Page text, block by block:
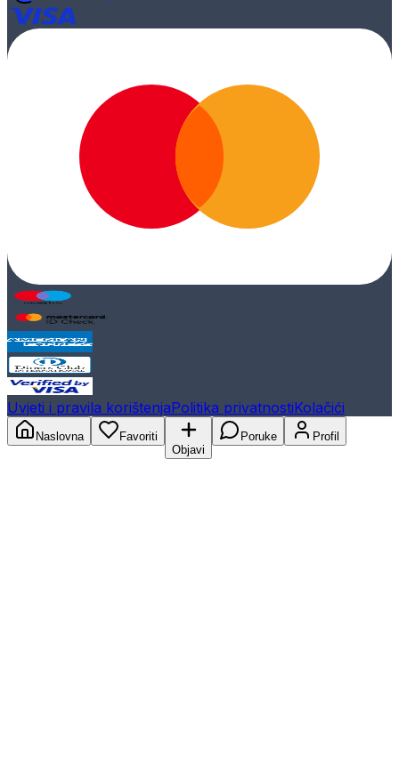
Uvjeti i pravila korištenjaPolitika privatnostiKolačići
Naslovna
Favoriti
Objavi
Poruke Profil